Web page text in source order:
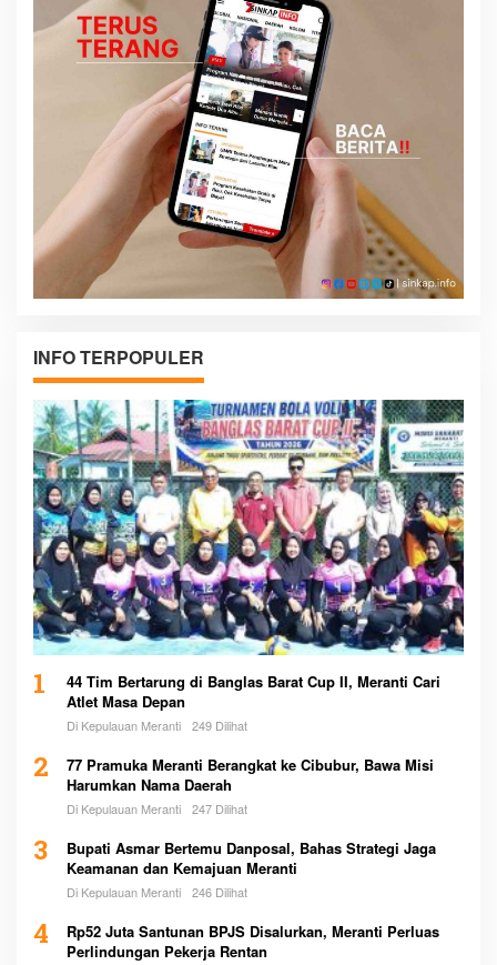
INFO TERPOPULER
1
44 Tim Bertarung di Banglas Barat Cup II, Meranti Cari
Atlet Masa Depan
Di Kepulauan Meranti 249 Dilihat
2
77 Pramuka Meranti Berangkat ke Cibubur, Bawa Misi
Harumkan Nama Daerah
Di Kepulauan Meranti 247 Dilihat
3
Bupati Asmar Bertemu Danposal, Bahas Strategi Jaga
Keamanan dan Kemajuan Meranti
Di Kepulauan Meranti 246 Dilihat
4
Rp52 Juta Santunan BPJS Disalurkan, Meranti Perluas
Perlindungan Pekerja Rentan